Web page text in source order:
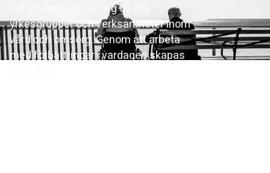
Senior alert vänder sig till alla
yrkesgrupper och verksamheter inom
vård och omsorg. Genom att arbeta
med förbättringar i vardagen skapas